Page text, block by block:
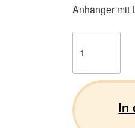
Anhänger mit
Terrier
Menge
In